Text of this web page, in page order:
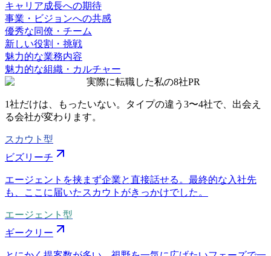
キャリア成長への期待
事業・ビジョンへの共感
優秀な同僚・チーム
新しい役割・挑戦
魅力的な業務内容
魅力的な組織・カルチャー
実際に転職した私の8社PR
1社だけは、もったいない。タイプの違う 3〜4社で、出会え
る会社が変わります。
スカウト型
ビズリーチ
エージェントを挟まず企業と直接話せる。最終的な入社先
も、ここに届いたスカウトがきっかけでした。
エージェント型
ギークリー